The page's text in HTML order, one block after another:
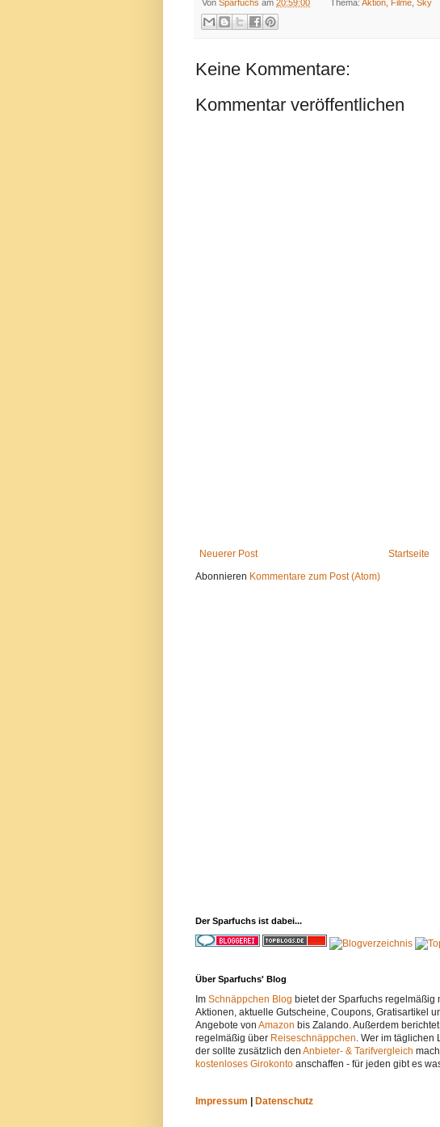
Von Sparfuchs am 20:59:00 Thema: Aktion, Filme, Sky
Keine Kommentare:
Kommentar veröffentlichen
Neuerer Post
Startseite
Abonnieren Kommentare zum Post (Atom)
Der Sparfuchs ist dabei...
Über Sparfuchs' Blog
Im Schnäppchen Blog bietet der Sparfuchs regelmäßig
Aktionen, aktuelle Gutscheine, Coupons, Gratisartikel
Angebote von Amazon bis Zalando. Außerdem
regelmäßig über Reiseschnäppchen. Wer im täglichen
der sollte zusätzlich den Anbieter- & Tarifvergleich
kostenloses Girokonto anschaffen - für jeden gibt es
Impressum Datenschutz